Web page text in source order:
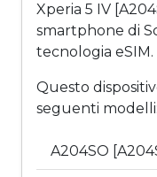
Xperia 5 IV
smartphone di
tecnologia eSIM.
Questo
seguenti modelli:
A204SO